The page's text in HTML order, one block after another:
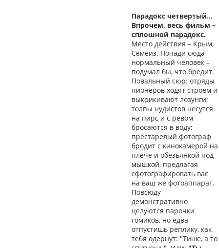
Парадокс четвертый…
Впрочем, весь фильм –
сплошной парадокс.
Место действия – Крым,
Семеиз. Попади сюда
нормальный человек –
подумал бы, что бредит.
Повальный сюр: отряды
пионеров ходят строем и
выкрикивают лозунги;
толпы нудистов несутся
на пирс и с ревом
бросаются в воду;
престарелый фотограф
бродит с кинокамерой на
плече и обезьянкой под
мышкой, предлагая
сфотографировать вас
на ваш же фотоаппарат.
Повсюду
демонстративно
целуются парочки
гомиков, но едва
отпустишь реплику, как
тебя одернут: "Тише, а то